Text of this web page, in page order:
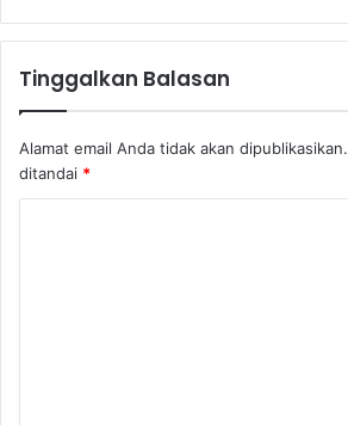
Tinggalkan Balasan
Alamat email Anda tidak akan dipublikasikan.
ditandai *